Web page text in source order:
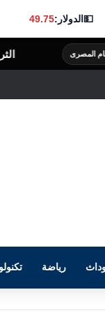
💵الدولار:49.75
السعودي.. طبق تراثي
رياضة